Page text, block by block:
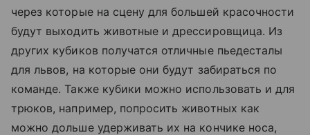
через которые на сцену для большей красочности
будут выходить животные и дрессировщица. Из
других кубиков получатся отличные пьедесталы
для львов, на которые они будут забираться по
команде. Также кубики можно использовать и для
трюков, например, попросить животных как
можно дольше удерживать их на кончике носа,